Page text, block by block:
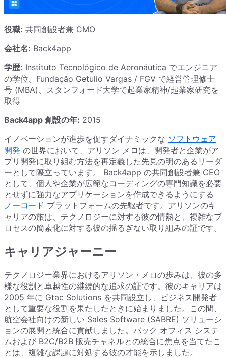
役職: 共同創設者兼 CMO
会社名: Back4app
学歴: Instituto Tecnológico de Aeronáutica でエンジニア
の学位、Fundação Getulio Vargas / FGV で経営管理修士
号 (MBA)、スタンフォード大学で起業家精神/起業家研究を
取得
Back4app 創設の年: 2015
イノベーションが進歩を促すダイナミックな ソフトウェア
開発 の世界において、アリソン メロは、開発者と企業がア
プリ開発に取り組む方法を再定義した先見の明のあるリーダ
ーとして際立っています。 Back4app の共同創設者兼 CEO
として、個人や企業が広範なコーディングの専門知識を必要
とせずに強力なアプリケーションを作成できるようにする
ノーコード プラットフォームの先駆者です。アリソンのキ
ャリアの旅は、テクノロジーに対する彼の情熱と、複雑なプ
ロセスの簡素化に対する彼の揺るぎない取り組みの証です。
キャリアジャーニー
テクノロジー業界におけるアリソン・メロの歩みは、彼の多
様な役割と卓越性の継続的な追求の証です。彼のキャリアは
2005 年に Gtac Solutions を共同設立し、ビジネス開発者
として重要な役割を果たしたときに始まりました。この間、
航空会社向けの新しい Sales Software (SABRE) ソリューシ
ョンの展開と統合に貢献しました。バック オフィス システ
ムおよび B2C/B2B 販売チャネルとの統合に焦点を当てたこ
とは、複雑な課題に対処する彼の才能を示しました。